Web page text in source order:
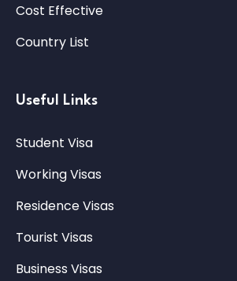
Cost Effective
Country List
Useful Links
Student Visa
Working Visas
Residence Visas
Tourist Visas
Business Visas